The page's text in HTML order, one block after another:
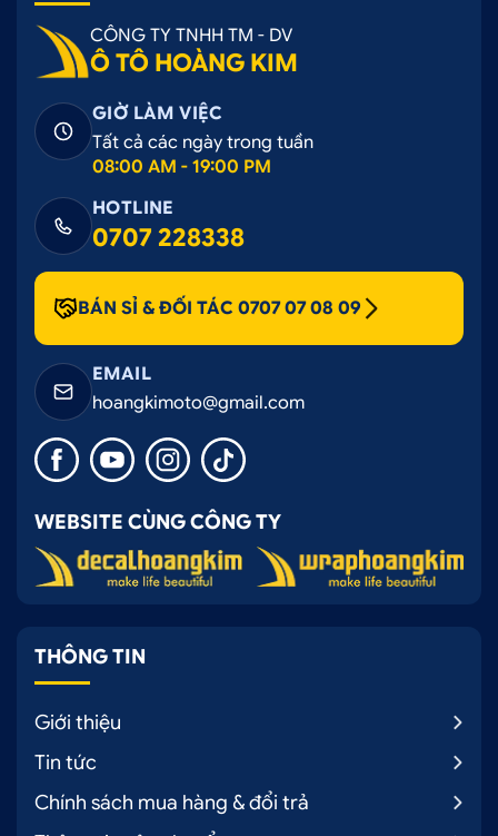
Màu phim sang trọng:
gồm: Xám khói xanh nhạt, đen bóng (dành cho
kính sườn sau, kính hậu), giúp tăng tính sang
trọng và đẳng cấp cho xe.
Màu phim Konica sang trọng, tăng vẻ đẹp thẩm mỹ
cho xe
Không cản sóng:Công nghệ nano phi kim loại
hoạt động bình thường của các thiết bị điện tử
CÔNG TY TNHH TM - DV
Ô TÔ HOÀNG KIM
GIỜ LÀM VIỆC
Tất cả các ngày trong tuần
08:00 AM - 19:00 PM
HOTLINE
0707 228338
BÁN SỈ & ĐỐI TÁC 0707 07 08 09
EMAIL
hoangkimoto@gmail.com
WEBSITE CÙNG CÔNG TY
THÔNG TIN
Giới thiệu
Tin tức
Chính sách mua hàng & đổi trả